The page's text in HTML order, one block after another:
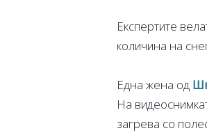
Експертите
количина на
Една жена од
На
загрева со